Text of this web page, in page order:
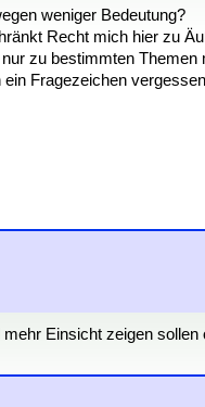
weniger Bedeutung?
Recht mich hier zu
zu bestimmten Themen
Fragezeichen
Einsicht zeigen sollen